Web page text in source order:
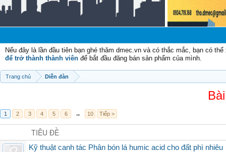
Nếu đây là lần đầu tiên bạn ghé thăm dmec.vn và có thắc mắc, bạn có
để trở thành thành viên để bắt đầu đăng bán sản phẩm của mình.
Trang chủ Diễn đàn
1 2 3 4 5 6 → 10 Tiếp >
TIÊU ĐỀ
Kỹ thuật canh tác Phân bón lá humic acid cho đất phì nhiêu